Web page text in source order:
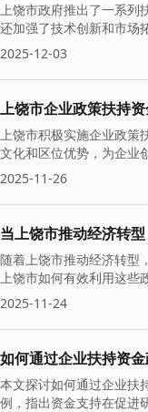
上饶市政府推出了一系列
还加强了技术创新和市场
2025-12-03
上饶市企业政策扶持
上饶市积极实施企业政策
文化和区位优势，为企业
2025-11-26
当上饶市推动经济转
随着上饶市推动经济转型
上饶市如何有效利用这些
2025-11-24
如何通过企业扶持资
本文探讨如何通过企业扶
例，指出资金支持在促进